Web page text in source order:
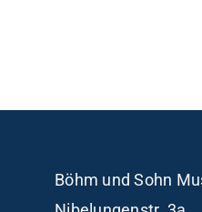
Böhm und Sohn